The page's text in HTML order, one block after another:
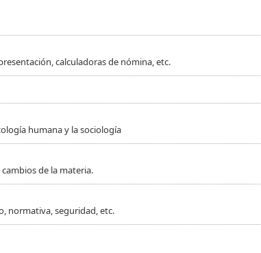
calculadoras de nómina, etc.
humana y la sociología
de la materia.
normativa, seguridad, etc.